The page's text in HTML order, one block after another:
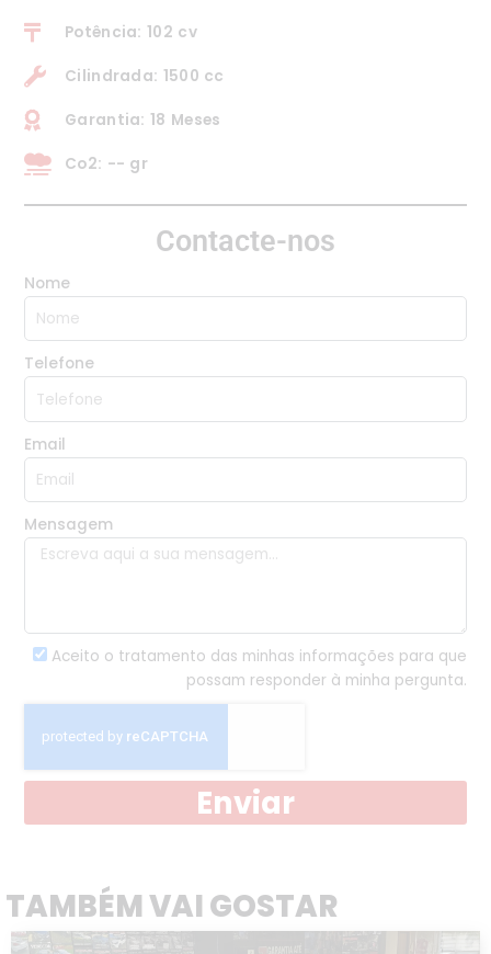
Potência: 102 cv
Cilindrada: 1500 cc
Garantia: 18 Meses
Co2: -- gr
Contacte-nos
Nome
Telefone
Email
Mensagem
Aceito o tratamento das minhas informações para que
possam responder à minha pergunta.
Enviar
TAMBÉM VAI GOSTAR